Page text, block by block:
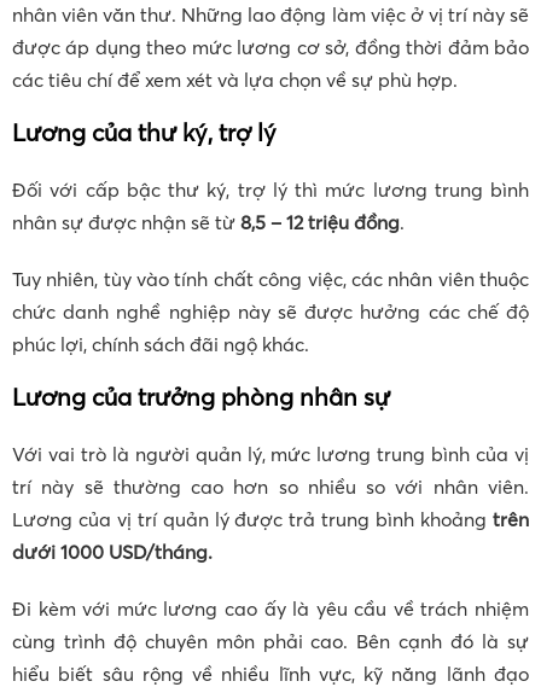
nhân viên văn thư. Những lao động làm việc ở vị trí này sẽ
được áp dụng theo mức lương cơ sở, đồng thời đảm bảo
các tiêu chí để xem xét và lựa chọn về sự phù hợp.
Lương của thư ký, trợ lý
Đối với cấp bậc thư ký, trợ lý thì mức lương trung bình
nhân sự được nhận sẽ từ 8,5 – 12 triệu đồng.
Tuy nhiên, tùy vào tính chất công việc, các nhân viên thuộc
chức danh nghề nghiệp này sẽ được hưởng các chế độ
phúc lợi, chính sách đãi ngộ khác.
Lương của trưởng phòng nhân sự
Với vai trò là người quản lý, mức lương trung bình của vị
trí này sẽ thường cao hơn so nhiều so với nhân viên.
Lương của vị trí quản lý được trả trung bình khoảng trên
dưới 1000 USD/tháng.
Đi kèm với mức lương cao ấy là yêu cầu về trách nhiệm
cùng trình độ chuyên môn phải cao. Bên cạnh đó là sự
hiểu biết sâu rộng về nhiều lĩnh vực, kỹ năng lãnh đạo